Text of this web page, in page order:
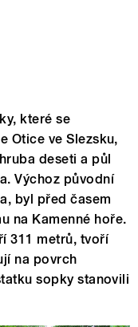
které se
Otice ve Slezsku,
deseti a půl
Výchoz původní
byl před časem
na Kamenné hoře.
311 metrů, tvoří
na povrch
sopky stanovili